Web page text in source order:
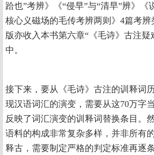
跲也”考辨》《“侵早”与“清早”辨》《
核心义磁场的毛传考辨两则》4篇考辨
版亦收入本书第六章“《毛诗》古注疑
中。
接下来，要从《毛诗》古注的训释词
现汉语词汇的演变，需要从这70万字
反映了词汇演变的训释词替换条目。
语料的构成非常复杂多样，并非所有
释古，需要制定严格的判定标准再逐